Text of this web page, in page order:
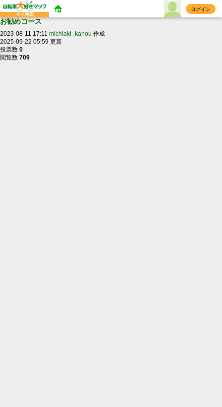
マイ地図
ログイン
お勧めコース
2023-08-11 17:11 michiaki_kanou 作成
2025-09-22 05:59 更新
投票数 0
閲覧数 709